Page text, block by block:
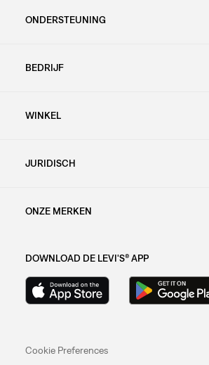
ONDERSTEUNING
BEDRIJF
WINKEL
JURIDISCH
ONZE MERKEN
DOWNLOAD DE LEVI'S® APP
Cookie Preferences